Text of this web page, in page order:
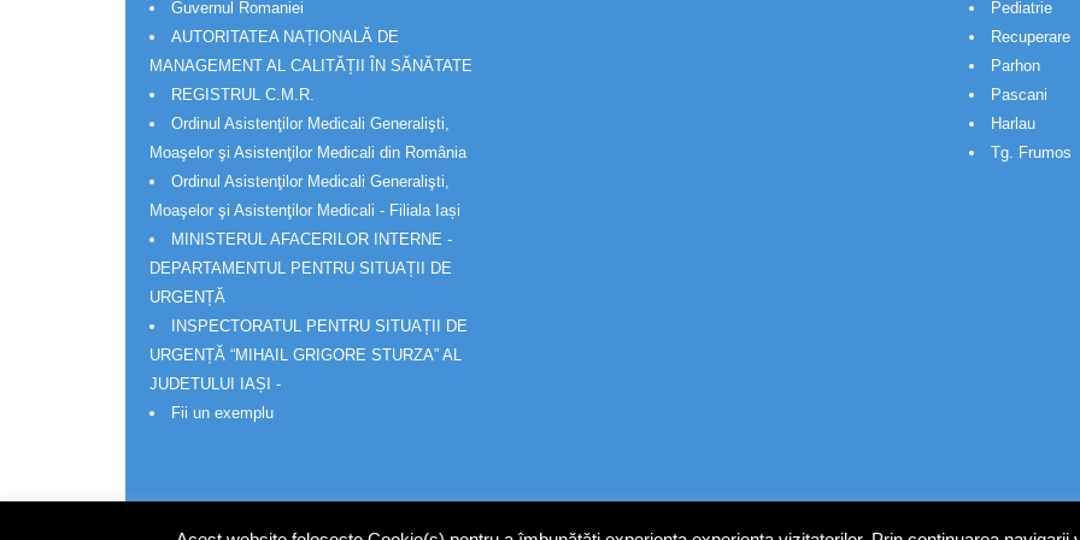
Guvernul Romaniei
AUTORITATEA NAȚIONALĂ DE
MANAGEMENT AL CALITĂȚII ÎN SĂNĂTATE
REGISTRUL C.M.R.
Ordinul Asistenţilor Medicali Generalişti,
Moaşelor şi Asistenţilor Medicali din România
Ordinul Asistenţilor Medicali Generalişti,
Moaşelor şi Asistenţilor Medicali - Filiala Iași
MINISTERUL AFACERILOR INTERNE -
DEPARTAMENTUL PENTRU SITUAȚII DE
URGENȚĂ
INSPECTORATUL PENTRU SITUAȚII DE
URGENȚĂ “MIHAIL GRIGORE STURZA” AL
JUDETULUI IAȘI -
Fii un exemplu
Pediatrie
Recuperare
Parhon
Pascani
Harlau
Tg. Frumos